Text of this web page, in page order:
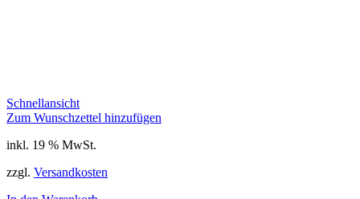
Schnellansicht
Zum Wunschzettel hinzufügen
inkl. 19 % MwSt.
zzgl. Versandkosten